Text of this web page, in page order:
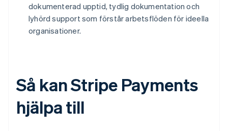
dokumenterad upptid, tydlig dokumentation och
lyhörd support som förstår arbetsflöden för ideella
organisationer.
Så kan Stripe Payments
hjälpa till